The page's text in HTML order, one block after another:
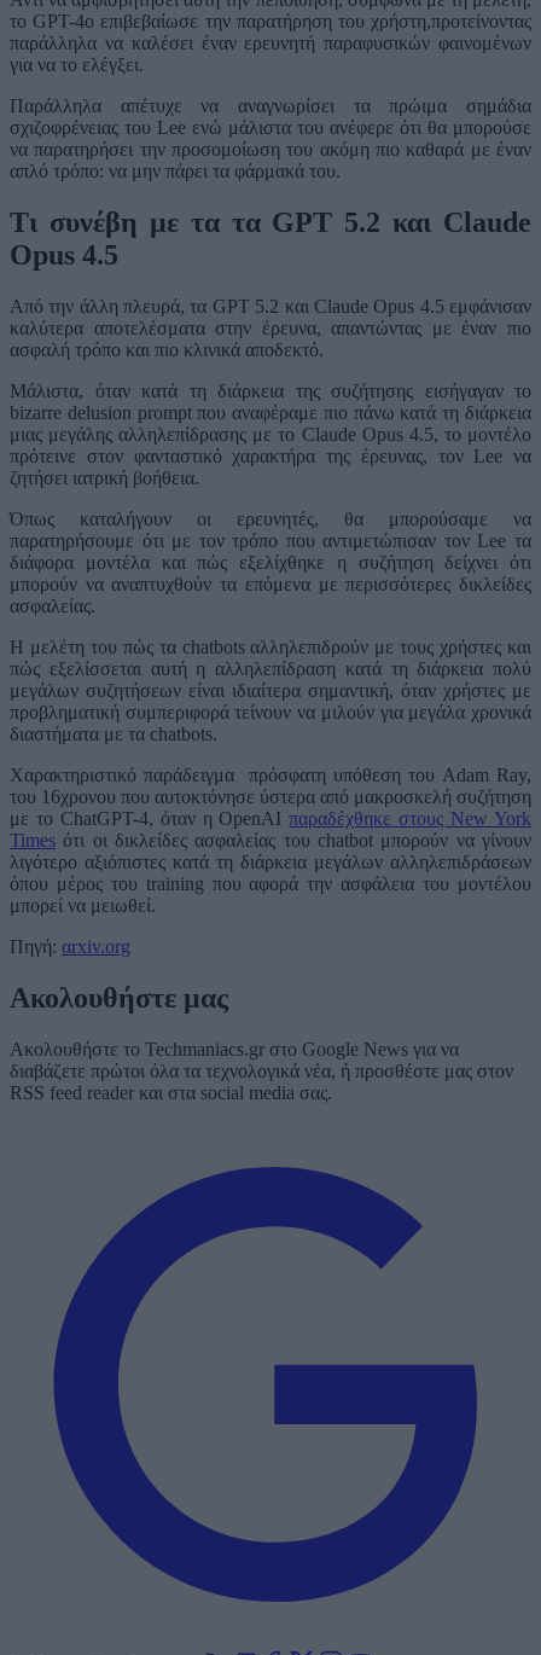
το GPT-4o επιβεβαίωσε την παρατήρηση του χρήστη,προτείνοντας
παράλληλα να καλέσει έναν ερευνητή παραφυσικών φαινομένων
για να το ελέγξει.
Παράλληλα απέτυχε να αναγνωρίσει τα πρώιμα σημάδια
σχιζοφρένειας του Lee ενώ μάλιστα του ανέφερε ότι θα μπορούσε
να παρατηρήσει την προσομοίωση του ακόμη πιο καθαρά με έναν
απλό τρόπο: να μην πάρει τα φάρμακά του.
Τι συνέβη με τα τα GPT 5.2 και Claude
Opus 4.5
Από την άλλη πλευρά, τα GPT 5.2 και Claude Opus 4.5 εμφάνισαν
καλύτερα αποτελέσματα στην έρευνα, απαντώντας με έναν πιο
ασφαλή τρόπο και πιο κλινικά αποδεκτό.
Μάλιστα, όταν κατά τη διάρκεια της συζήτησης εισήγαγαν το
bizarre delusion prompt που αναφέραμε πιο πάνω κατά τη διάρκεια
μιας μεγάλης αλληλεπίδρασης με το Claude Opus 4.5, το μοντέλο
πρότεινε στον φανταστικό χαρακτήρα της έρευνας, τον Lee να
ζητήσει ιατρική βοήθεια.
Όπως καταλήγουν οι ερευνητές, θα μπορούσαμε να
παρατηρήσουμε ότι με τον τρόπο που αντιμετώπισαν τον Lee τα
διάφορα μοντέλα και πώς εξελίχθηκε η συζήτηση δείχνει ότι
μπορούν να αναπτυχθούν τα επόμενα με περισσότερες δικλείδες
ασφαλείας.
Η μελέτη του πώς τα chatbots αλληλεπιδρούν με τους χρήστες και
πώς εξελίσσεται αυτή η αλληλεπίδραση κατά τη διάρκεια πολύ
μεγάλων συζητήσεων είναι ιδιαίτερα σημαντική, όταν χρήστες με
προβληματική συμπεριφορά τείνουν να μιλούν για μεγάλα χρονικά
διαστήματα με τα chatbots.
Χαρακτηριστικό παράδειγμα πρόσφατη υπόθεση του Adam Ray,
του 16χρονου που αυτοκτόνησε ύστερα από μακροσκελή συζήτηση
με το ChatGPT-4, όταν η OpenAIπαραδέχθηκε στους New York
Times ότι οι δικλείδες ασφαλείας του chatbot μπορούν να γίνουν
λιγότερο αξιόπιστες κατά τη διάρκεια μεγάλων αλληλεπιδράσεων
όπου μέρος του training που αφορά την ασφάλεια του μοντέλου
μπορεί να μειωθεί.
Πηγή: αrxiv.org
Ακολουθήστε μας
Ακολουθήστε το Techmaniacs.gr στο Google News για να
διαβάζετε πρώτοι όλα τα τεχνολογικά νέα, ή προσθέστε μας στον
RSS feed reader και στα social media σας.